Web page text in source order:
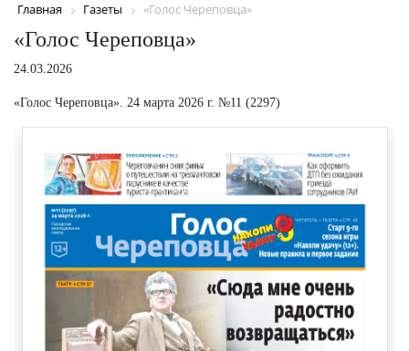
Главная Газеты «Голос Череповца»
«Голос Череповца»
24.03.2026
«Голос Череповца». 24 марта 2026 г. №11 (2297)